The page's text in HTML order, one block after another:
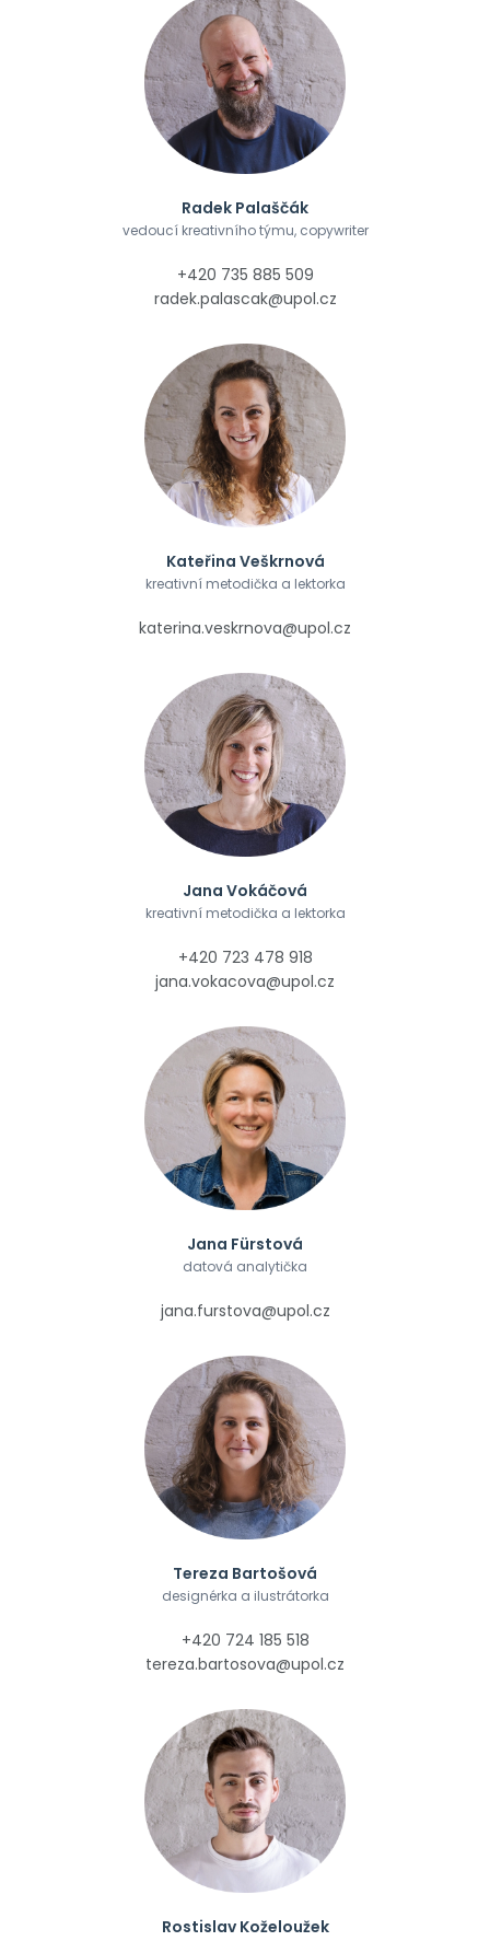
Radek Palaščák
vedoucí kreativního týmu, copywriter
+420 735 885 509
radek.palascak@upol.cz
Kateřina Veškrnová
kreativní metodička a lektorka
katerina.veskrnova@upol.cz
Jana Vokáčová
kreativní metodička a lektorka
+420 723 478 918
jana.vokacova@upol.cz
Jana Fürstová
datová analytička
jana.furstova@upol.cz
Tereza Bartošová
designérka a ilustrátorka
+420 724 185 518
tereza.bartosova@upol.cz
Rostislav Koželoužek